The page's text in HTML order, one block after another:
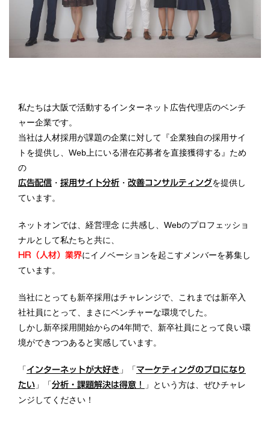
私たちは大阪で活動するインターネット広告代理店のベンチ
ャー企業です。
当社は人材採用が課題の企業に対して『企業独自の採用サイ
トを提供し、Web上にいる潜在応募者を直接獲得する』ため
の
広告配信 ・ 採用サイト分析 ・ 改善コンサルティングを提供し
ています。
ネットオンでは、経営理念 に共感し、Webのプロフェッショ
ナルとして私たちと共に、
HR（人材）業界にイノベーションを起こすメンバーを募集し
ています。
当社にとっても新卒採用はチャレンジで、これまでは新卒入
社社員にとって、まさにベンチャーな環境でした。
しかし新卒採用開始からの4年間で、新卒社員にとって良い環
境ができつつあると実感しています。
「インターネットが大好き 」「マーケティングのプロになり
たい 」「分析・課題解決は得意！
」という方は、ぜひチャレ
ンジしてください！